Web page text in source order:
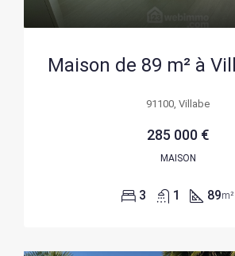
91100, Villabe
285 000 €
MAISON
3 1 89m²